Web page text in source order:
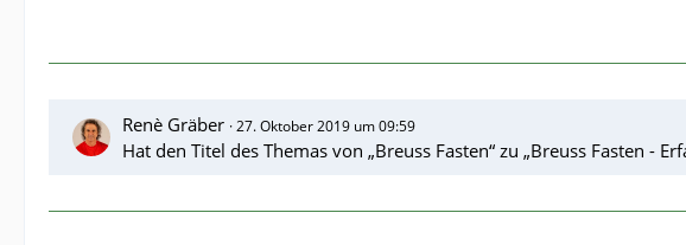
Renè Gräber 27. Oktober 2019 um 09:59
Hat den Titel des Themas von „Breuss Fasten“ zu „Breuss Fasten -